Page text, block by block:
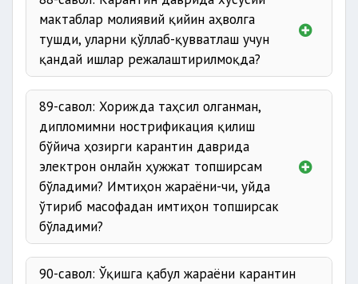
мактаблар молиявий қийин аҳволга
тушди, уларни қўллаб-қувватлаш учун
қандай ишлар режалаштирилмоқда?
89-савол: Хорижда таҳсил олганман,
дипломимни нострификация қилиш
бўйича ҳозирги карантин даврида
электрон онлайн ҳужжат топширсам
бўладими? Имтиҳон жараёни-чи, уйда
ўтириб масофадан имтиҳон топширсак
бўладими?
90-савол: Ўқишга қабул жараёни карантин